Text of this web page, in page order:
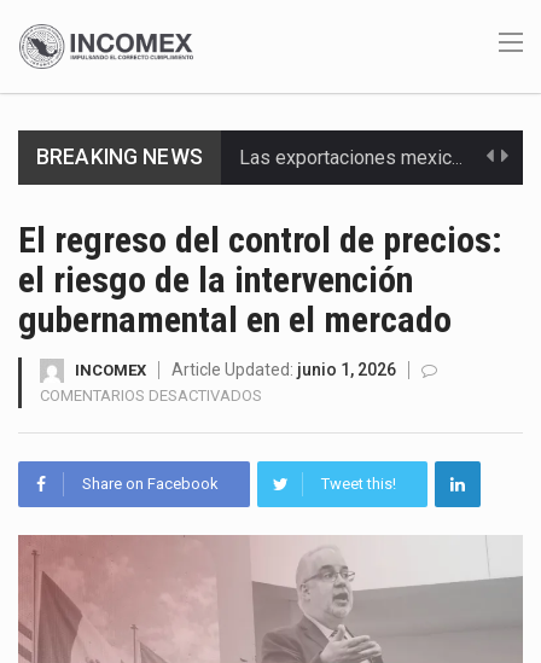
BREAKING NEWS En el primer semestre de 2026, el Servicio de Administración Tributaria (SAT) cobró un total…
Ante la suspensión temporal de las inspecciones sanitarias del Departamento de Agricultura de Estados Unidos…
La industria automotriz mexicana concentra más de la mitad de las quejas bajo el Mecanismo…
La inversión fija bruta en México registró un aumento de 1.1% interanual en mayo de…
El regreso del control de precios:
el riesgo de la intervención
gubernamental en el mercado
INCOMEX Article Updated: junio 1, 2026
COMENTARIOS DESACTIVADOS
CONTROL
PRECIOS:
RIESGO
Share on Facebook Tweet this!